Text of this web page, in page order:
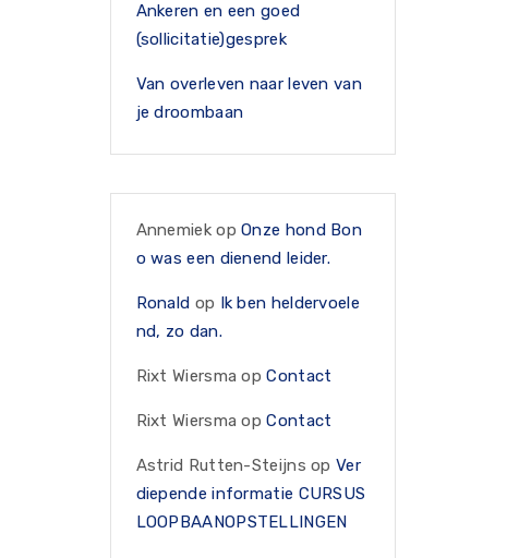
Ankeren en een goed
(sollicitatie)gesprek
Van overleven naar leven van
je droombaan
AnnemiekopOnze hond Bon
o was een dienend leider.
Ronald op Ik ben heldervoele
nd, zo dan.
Rixt Wiersma opContact
Rixt Wiersma opContact
Astrid Rutten-Steijns opVer
diepende informatie CURSUS
LOOPBAANOPSTELLINGEN